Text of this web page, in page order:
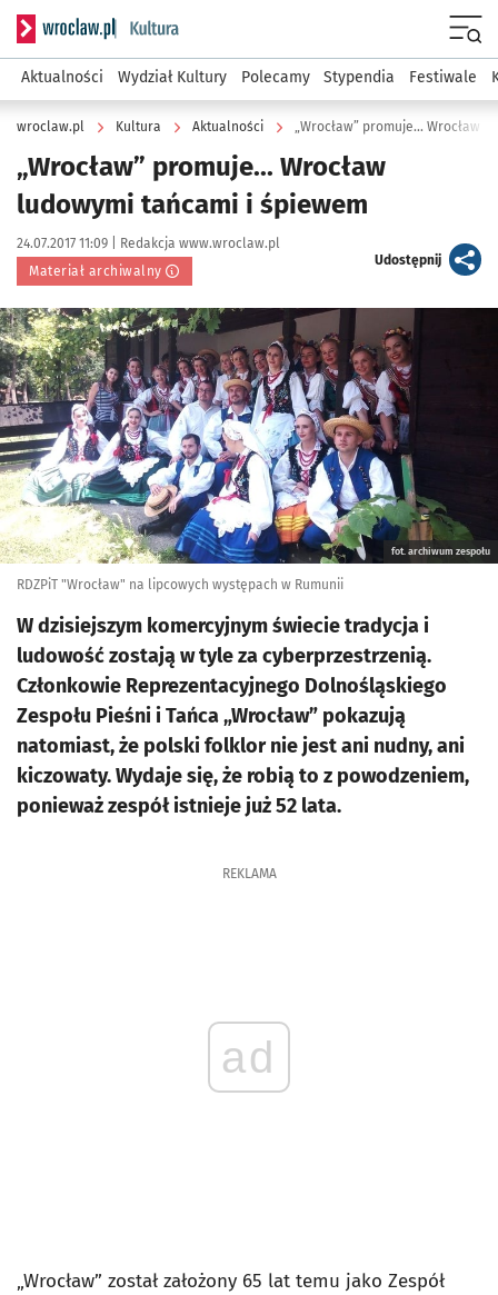
Serwis informacyjny wroclaw.pl podserwis: Kultura
Aktualności Wydział Kultury Polecamy Stypendia Festiwale
wroclaw.pl Kultura Aktualności „Wrocław” promuje... Wrocław
„Wrocław” promuje... Wrocław
ludowymi tańcami i śpiewem
Data publikacji:
24.07.2017 11:09 | Autor:
Redakcja www.wroclaw.pl
Materiał archiwalny
Udostępnijartykuł
Kliknij, aby powiększyć
fot. archiwum zespołu
RDZPiT "Wrocław" na lipcowych występach w Rumunii
W dzisiejszym komercyjnym świecie tradycja i
ludowość zostają w tyle za cyberprzestrzenią.
Członkowie Reprezentacyjnego Dolnośląskiego
Zespołu Pieśni i Tańca „Wrocław” pokazują
natomiast, że polski folklor nie jest ani nudny, ani
kiczowaty. Wydaje się, że robią to z powodzeniem,
ponieważ zespół istnieje już 52 lata.
REKLAMA
ad
„Wrocław” został założony 65 lat temu jako Zespół